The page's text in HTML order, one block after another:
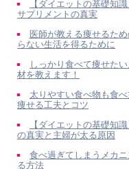
【ダイエットの基礎知
サプリメントの真実
医師が教える痩せるた
らない生活を得るために
しっかり食べて痩せた
材を教えます！
太りやすい食べ物も食
痩せる工夫とコツ
【ダイエットの基礎知
の真実と主婦が太る原因
食べ過ぎてしまうメカ
る方法